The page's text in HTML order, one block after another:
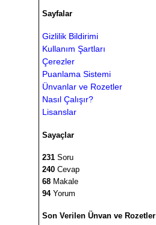
Sayfalar
Gizlilik Bildirimi
Kullanım Şartları
Çerezler
Puanlama Sistemi
Ünvanlar ve Rozetler
Nasıl Çalışır?
Lisanslar
Sayaçlar
231 Soru
240 Cevap
68 Makale
94Yorum
Son Verilen Ünvan ve Rozetler